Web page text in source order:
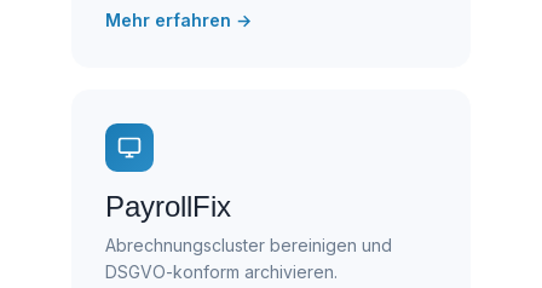
Mehr erfahren →
PayrollFix
Abrechnungscluster bereinigen und
DSGVO-konform archivieren.